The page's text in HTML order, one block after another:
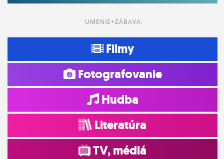
UMENIE+ZÁBAVA:
Filmy
Fotografovanie
Hudba
Literatúra
TV, médiá